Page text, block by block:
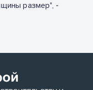
размер", -